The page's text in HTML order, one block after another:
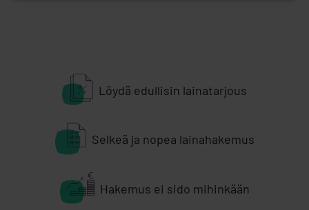
Löydä edullisin lainatarjous
Selkeä ja nopea lainahakemus
Hakemus ei sido mihinkään